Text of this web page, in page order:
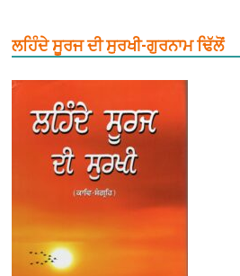
ਲਹਿੰਦੇ ਸੂਰਜ ਦੀ ਸੁਰਖੀ-ਗੁਰਨਾਮ ਢਿੱਲੋਂ